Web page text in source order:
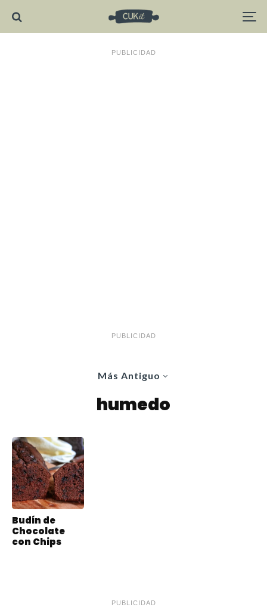
PUBLICIDAD
PUBLICIDAD
Más Antiguo
humedo
Budín de
Chocolate
con Chips
PUBLICIDAD